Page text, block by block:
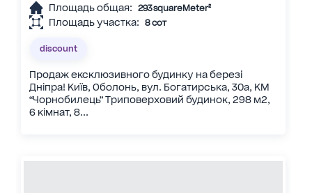
Площадь общая: 293 squareMeter²
Площадь участка: 8 сот
discount
Продаж ексклюзивного будинку на березі
Дніпра! Київ, Оболонь, вул. Богатирська, 30а, КМ
“Чорнобилець” Триповерховий будинок, 298 м2,
6 кімнат, 8...